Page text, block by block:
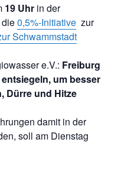
19 Uhr in der
die0,5%-Initiative zur
Schwammstadt
e.V.: Freiburg
um besser
Dürre und Hitze
damit in der
soll am Dienstag